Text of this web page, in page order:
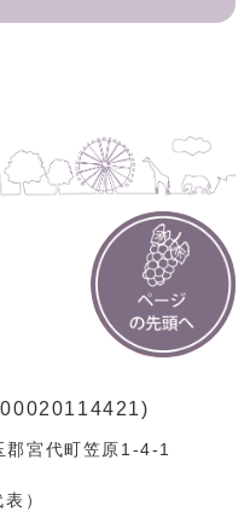
宮代町笠原1-4-1
）